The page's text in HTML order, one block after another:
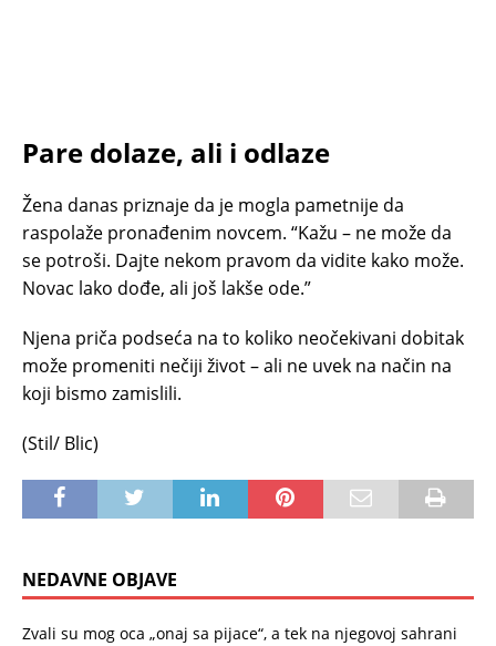
Pare dolaze, ali i odlaze
Žena danas priznaje da je mogla pametnije da
raspolaže pronađenim novcem. “Kažu – ne može da
se potroši. Dajte nekom pravom da vidite kako može.
Novac lako dođe, ali još lakše ode.”
Njena priča podseća na to koliko neočekivani dobitak
može promeniti nečiji život – ali ne uvek na način na
koji bismo zamislili.
(Stil/ Blic)
NEDAVNE OBJAVE
Zvali su mog oca „onaj sa pijace“, a tek na njegovoj sahrani